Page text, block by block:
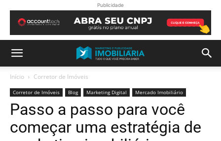
Publicidade
Início Corretor de Imóveis
Corretor de Imóveis Blog Marketing Digital Mercado Imobiliário
Passo a passo para você
começar uma estratégia de